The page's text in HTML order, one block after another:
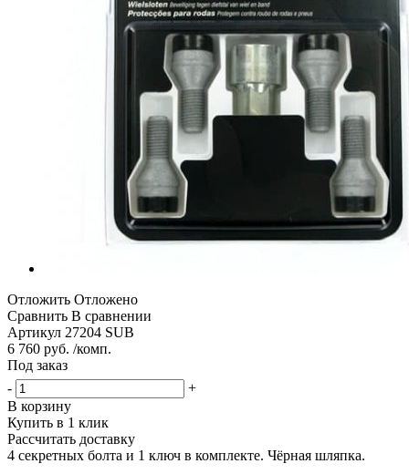
Отложить Отложено
Сравнить В сравнении
Артикул 27204 SUB
6 760 руб. /комп.
Под заказ
-
+
В корзину
Купить в 1 клик
Рассчитать доставку
4 секретных болта и 1 ключ в комплекте. Чёрная шляпка.